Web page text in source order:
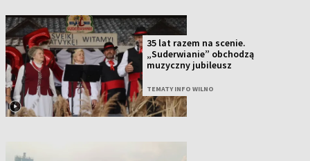
35 lat razem na scenie.
„Suderwianie” obchodzą
muzyczny jubileusz
TEMATY INFO WILNO